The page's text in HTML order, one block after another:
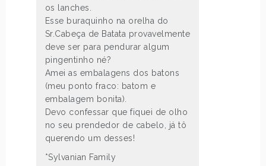
os lanches.
Esse buraquinho na orelha do
Sr.Cabeça de Batata provavelmente
deve ser para pendurar algum
pingentinho né?
Amei as embalagens dos batons
(meu ponto fraco: batom e
embalagem bonita).
Devo confessar que fiquei de olho
no seu prendedor de cabelo, já tô
querendo um desses!
*Sylvanian Family